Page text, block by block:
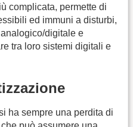
complicata, permette di
ed immuni a disturbi,
digitale e
tra loro sistemi digitali e
ha sempre una perdita di